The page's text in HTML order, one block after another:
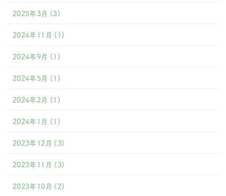
2025年3月 (3)
2024年11月 (1)
2024年9月 (1)
2024年5月 (1)
2024年2月 (1)
2024年1月 (1)
2023年12月 (3)
2023年11月 (3)
2023年10月 (2)